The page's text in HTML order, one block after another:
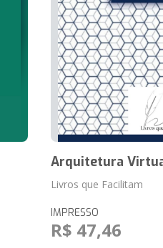
Arquitetura
Livros que Facilitam
IMPRESSO
R$ 47,46